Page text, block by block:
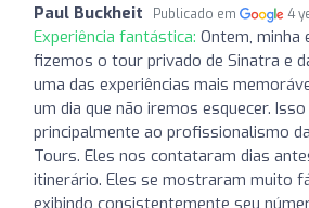
Paul Buckheit Publicado em 4
Experiência fantástica: Ontem, minha
fizemos o tour privado de Sinatra e
uma das experiências mais
um dia que não iremos esquecer.
principalmente ao profissionalismo
Tours. Eles nos contataram dias
itinerário. Eles se mostraram muito
exibindo consistentemente seu